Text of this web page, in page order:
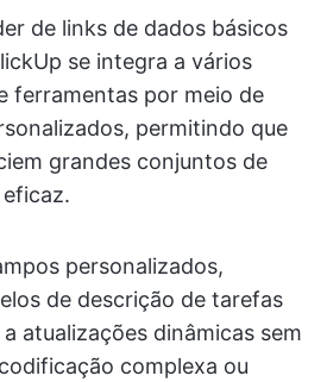
de links de dados básicos
se integra a vários
ferramentas por meio de
permitindo que
grandes conjuntos de
personalizados,
de descrição de tarefas
atualizações dinâmicas sem
complexa ou